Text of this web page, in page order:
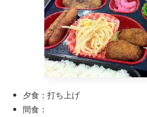
夕食：打ち上げ
間食：